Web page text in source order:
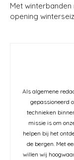
Met winterbanden
opening
Als algemene
gepassioneerd
technieken
missie is om
helpen bij het
de bergen. Met
willen wij